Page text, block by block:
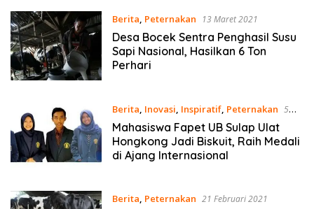
Berita, Peternakan 13 Maret 2021
Desa Bocek Sentra Penghasil Susu
Sapi Nasional, Hasilkan 6 Ton
Perhari
Berita, Inovasi, Inspiratif, Peternakan 5
Maret 2021
Mahasiswa Fapet UB Sulap Ulat
Hongkong Jadi Biskuit, Raih Medali
di Ajang Internasional
Berita, Peternakan 21 Februari 2021